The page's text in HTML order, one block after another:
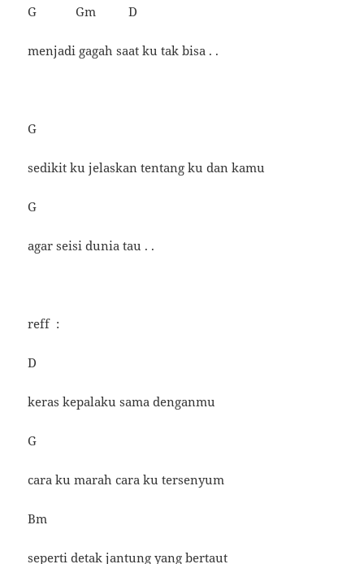
G Gm D
menjadi gagah saat ku tak bisa . .
G
sedikit ku jelaskan tentang ku dan kamu
G
agar seisi dunia tau . .
reff :
D
keras kepalaku sama denganmu
G
cara ku marah cara ku tersenyum
Bm
seperti detak jantung yang bertaut